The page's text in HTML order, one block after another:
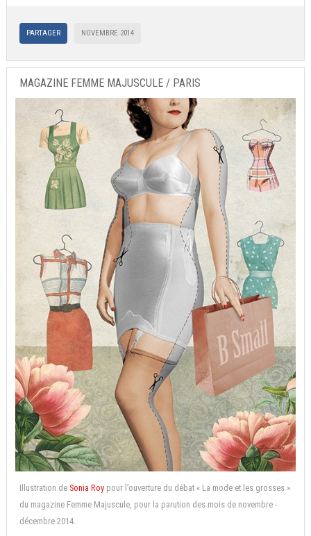
PARTAGER NOVEMBRE 2014
MAGAZINE FEMME MAJUSCULE / PARIS
Illustration de Sonia Roy pour l’ouverture du débat « La mode et les grosses »
du magazine Femme Majuscule, pour la parution des mois de novembre -
décembre 2014.